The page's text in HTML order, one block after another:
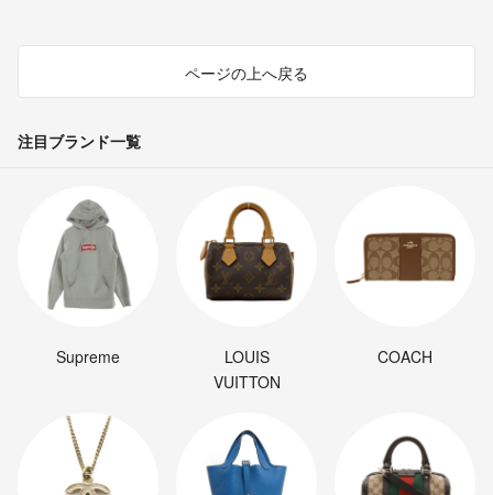
ページの上へ戻る
注目ブランド一覧
Supreme
LOUIS
VUITTON
COACH